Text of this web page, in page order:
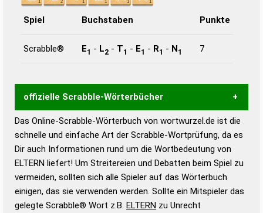
Spiel Buchstaben Punkte
Scrabble® E1 - L2 - T1 - E1 - R1 - N1 7
offizielle Scrabble-Wörterbücher
Wortwurzel liefert mit Hilfe eines semantischen
Wortanalyse-Algorithmus gute Anhaltspunkte zu
Wortbedeutung, Worttrennung und Wortform, um die
Gültigkeit eines Wortes für das Scrabble-Spiel zu
bestimmen!
zugelassene Turnier Scrabble-
Wörterbücher sind:
Das Online-Scrabble-Wörterbuch von wortwurzel.de ist die
schnelle und einfache Art der Scrabble-Wortprüfung, da es
Dir auch Informationen rund um die Wortbedeutung von
ELTERN liefert! Um Streitereien und Debatten beim Spiel zu
vermeiden, sollten sich alle Spieler auf das Wörterbuch
einigen, das sie verwenden werden. Sollte ein Mitspieler das
gelegte Scrabble® Wort z.B. ELTERN zu Unrecht